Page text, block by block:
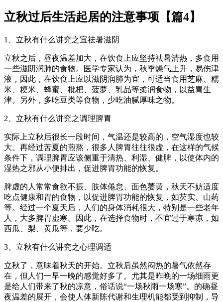
立秋过后生活起居的注意事项【篇4】
1、立秋有什么讲究之宜祛暑滋阴
立秋之后，昼夜温差加大，在饮食上应坚持祛暑清热，多食用
一些滋阴润肺的食物。医学专家认为，秋季燥气上升，易伤津
液，因此，在饮食上应以滋阴润肺为宜，可适当食用芝麻、糯
米、粳米、蜂蜜、枇杷、菠萝、乳品等柔润食物，以益胃生
津。另外，多吃豆类等食物，少吃油腻厚味之物。
2、立秋有什么讲究之调理脾胃
实际上立秋后很长一段时间，气温还是较高的，空气湿度也较
大。再经过苦夏的煎熬，很多人脾胃往往很虚，在这样的气候
条件下，调理脾胃应该侧重于清热、利湿、健脾，以使体内的
湿热之邪从小便排出，促进脾胃功能的恢复。
脾虚的人常常食欲不振、肢体倦怠、面色萎黄，秋天不妨适度
吃点健康和胃的食物，以促进脾胃功能的恢复，如芡实、山药
等。经过一个夏天后，人们的身体消耗很大，特别是一些老年
人，大多脾胃虚寒。因此，在选择食物时，不宜过于寒凉，如
西瓜、梨、黄瓜等，要少吃。
3、立秋有什么讲究之心理调适
立秋了，意味着秋天的开始。立秋后虽然闷热的暑气依然存
在，但人们一早一晚的感觉好多了。尤其是昨晚的一场细雨更
是给人们带来了秋的凉意，俗话说“一场秋雨一场寒”。的确昼
夜温差的展开，会使人体新陈代谢和生理机能都受到抑制，导